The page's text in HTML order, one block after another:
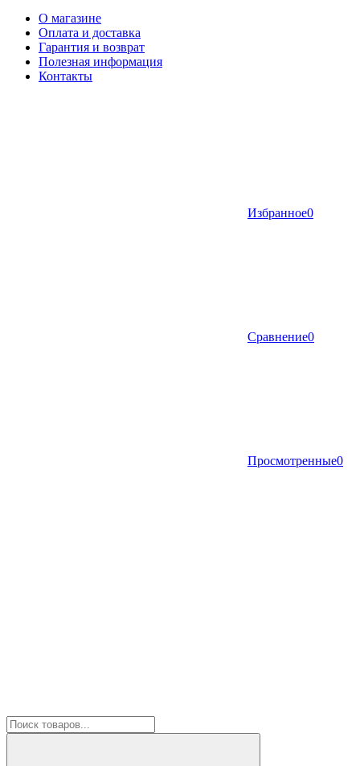
О магазине
Оплата и доставка
Гарантия и возврат
Полезная информация
Контакты
Избранное0
Сравнение0
Просмотренные0